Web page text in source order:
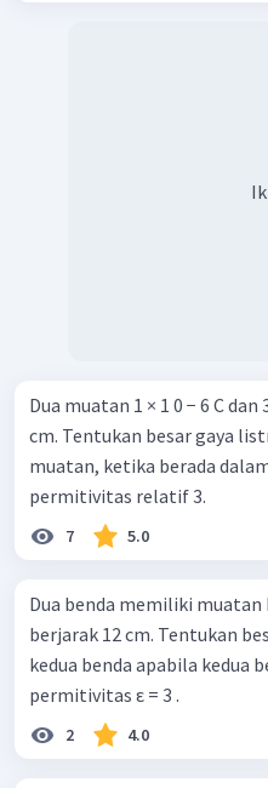
Dua muatan 1 × 1 0 − 6 C
cm. Tentukan besar gaya
muatan, ketika berada
permitivitas relatif 3.
7 5.0
Dua benda memiliki
berjarak 12 cm. Tentukan
kedua benda apabila kedua
permitivitas ε = 3 .
2 4.0